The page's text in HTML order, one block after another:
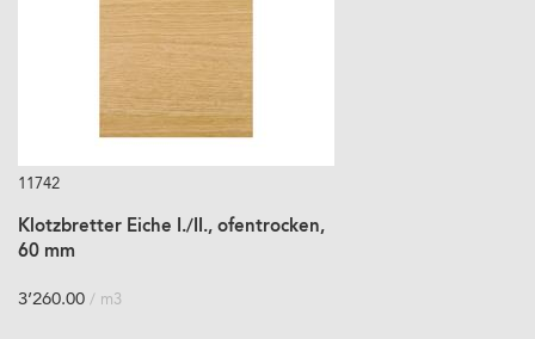
11742
Klotzbretter Eiche I./II., ofentrocken,
60 mm
3’260.00 / m3